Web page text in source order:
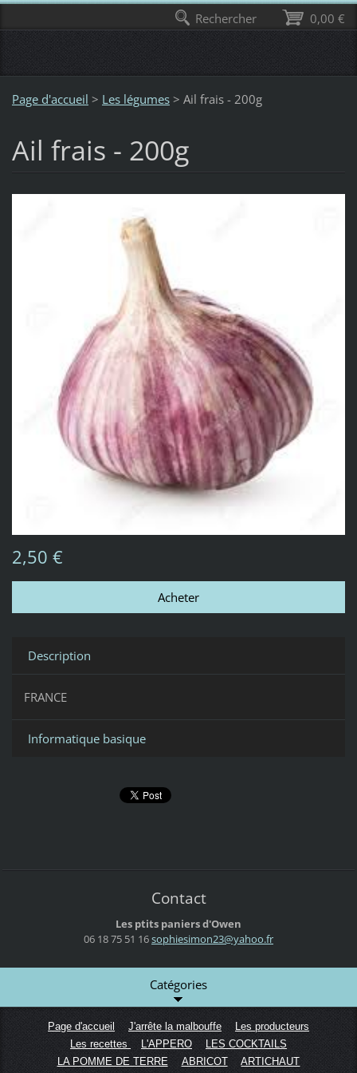
Page d'accueil > Les légumes > Ail frais - 200g
Ail frais - 200g
2,50 €
Description
FRANCE
Informatique basique
Contact
Les ptits paniers d'Owen
06 18 75 51 16sophiesimon23@yahoo.fr
Catégories
Page d'accueil J'arrête la malbouffe
Les producteurs
Les recettes
L'APPERO
LES COCKTAILS
LA POMME DE TERRE
ABRICOT
ARTICHAUT
0,00 €
Rechercher